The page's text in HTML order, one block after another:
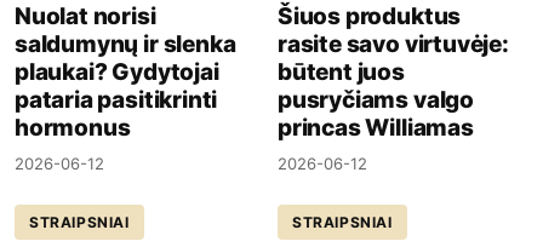
Nuolat norisi
saldumynų ir slenka
plaukai? Gydytojai
pataria pasitikrinti
hormonus
2026-06-12
Šiuos produktus
rasite savo virtuvėje:
būtent juos
pusryčiams valgo
princas Williamas
2026-06-12
STRAIPSNIAI STRAIPSNIAI